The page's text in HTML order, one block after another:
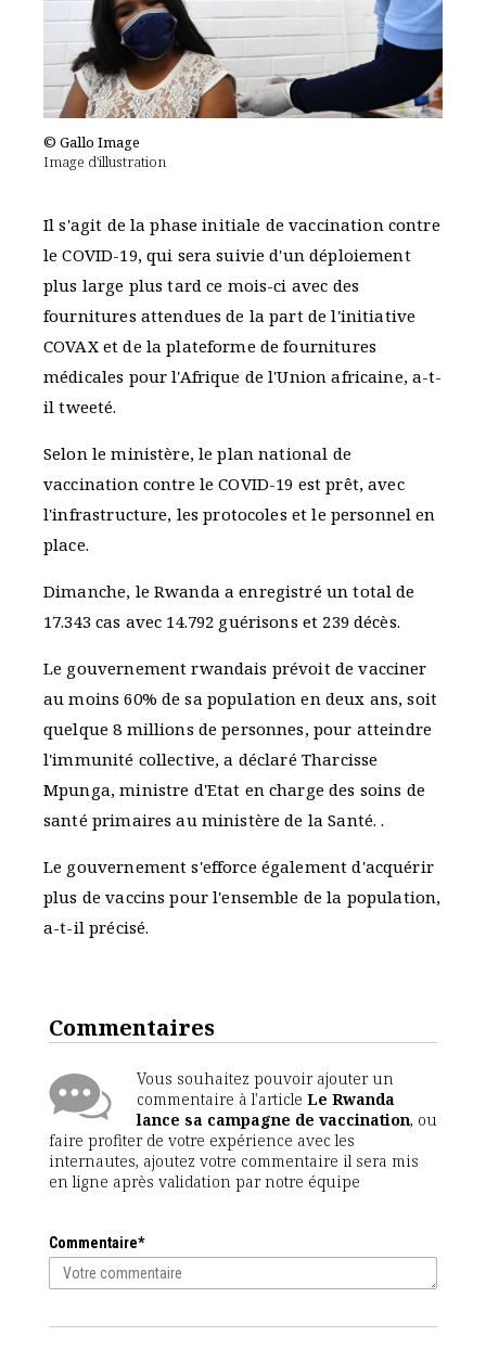
© Gallo Image
Image d'illustration
Il s'agit de la phase initiale de vaccination contre
le COVID-19, qui sera suivie d'un déploiement
plus large plus tard ce mois-ci avec des
fournitures attendues de la part de l'initiative
COVAX et de la plateforme de fournitures
médicales pour l'Afrique de l'Union africaine, a-t-
il tweeté.
Selon le ministère, le plan national de
vaccination contre le COVID-19 est prêt, avec
l'infrastructure, les protocoles et le personnel en
place.
Dimanche, le Rwanda a enregistré un total de
17.343 cas avec 14.792 guérisons et 239 décès.
Le gouvernement rwandais prévoit de vacciner
au moins 60% de sa population en deux ans, soit
quelque 8 millions de personnes, pour atteindre
l'immunité collective, a déclaré Tharcisse
Mpunga, ministre d'Etat en charge des soins de
santé primaires au ministère de la Santé. .
Le gouvernement s'efforce également d'acquérir
plus de vaccins pour l'ensemble de la population,
a-t-il précisé.
Commentaires
Vous souhaitez pouvoir ajouter un
commentaire à l'article Le Rwanda
lance sa campagne de vaccination, ou
faire profiter de votre expérience avec les
internautes, ajoutez votre commentaire il sera mis
en ligne après validation par notre équipe
Commentaire*